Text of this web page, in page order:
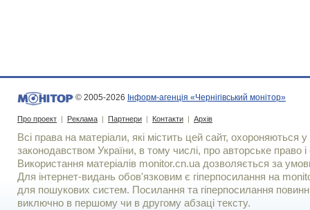
© 2005-2026 Інформ-агенція «Чернігівський монітор»
Про проект | Реклама | Партнери | Контакти | Архів
Всі права на матеріали, які містить цей сайт, охороняються у
законодавством України, в тому числі, про авторське право і
Використання матерiалiв monitor.cn.ua дозволяється за
Для iнтернет-видань обов'язковим є гiперпосилання на
для пошукових систем. Посилання та гіперпосилання
виключно в першому чи в другому абзаці тексту.